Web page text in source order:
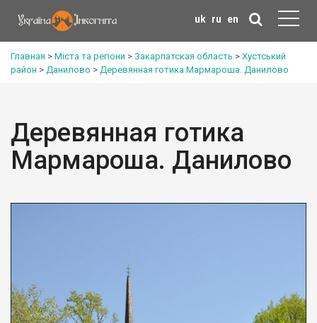
uk ru en
Главная > Міста та регіони > Закарпатская область > Хустський
район > Данилово > Деревянная готика Мармароша. Данилово
Деревянная готика
Мармароша. Данилово